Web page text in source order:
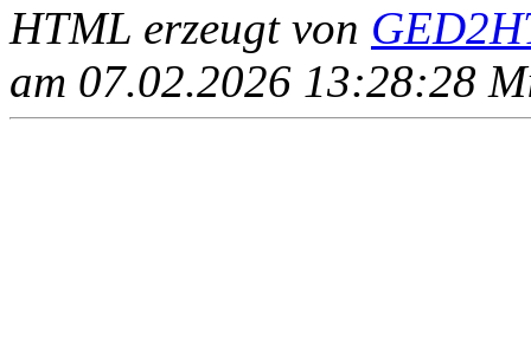
HTML erzeugt von
am 07.02.2026 13:28:28